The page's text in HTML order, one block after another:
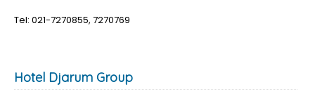
Tel: 021-7270855, 7270769
Hotel Djarum Group